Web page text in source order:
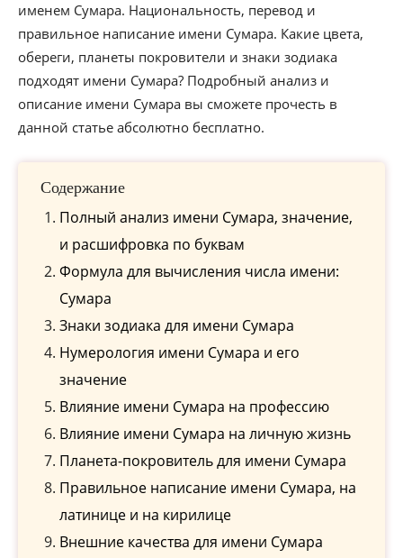
именем Сумара. Национальность, перевод и
правильное написание имени Сумара. Какие цвета,
обереги, планеты покровители и знаки зодиака
подходят имени Сумара? Подробный анализ и
описание имени Сумара вы сможете прочесть в
данной статье абсолютно бесплатно.
Содержание
Полный анализ имени Сумара, значение,
и расшифровка по буквам
Формула для вычисления числа имени:
Сумара
Знаки зодиака для имени Сумара
Нумерология имени Сумара и его
значение
Влияние имени Сумара на профессию
Влияние имени Сумара на личную жизнь
Планета-покровитель для имени Сумара
Правильное написание имени Сумара, на
латинице и на кирилице
Внешние качества для имени Сумара